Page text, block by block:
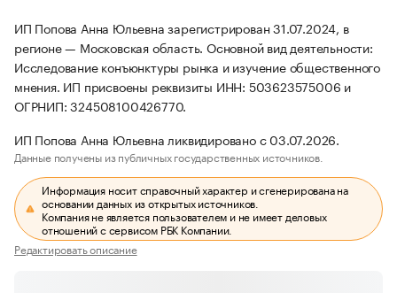
ИП Попова Анна Юльевна зарегистрирован 31.07.2024, в
регионе — Московская область. Основной вид деятельности:
Исследование конъюнктуры рынка и изучение общественного
мнения. ИП присвоены реквизиты ИНН: 503623575006 и
ОГРНИП: 324508100426770.
ИП Попова Анна Юльевна ликвидировано с 03.07.2026.
Данные получены из публичных государственных источников.
Информация носит справочный характер и сгенерирована на
основании данных из открытых источников.
Компания не является пользователем и не имеет деловых
отношений с сервисом РБК Компании.
Редактировать описание